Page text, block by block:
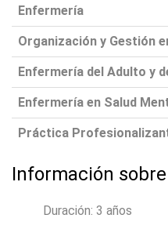
Enfermería
Organización y Gestión
Enfermería del Adulto y
Enfermería en Salud
Práctica
Información
Duración: 3 años